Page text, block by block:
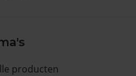
producten